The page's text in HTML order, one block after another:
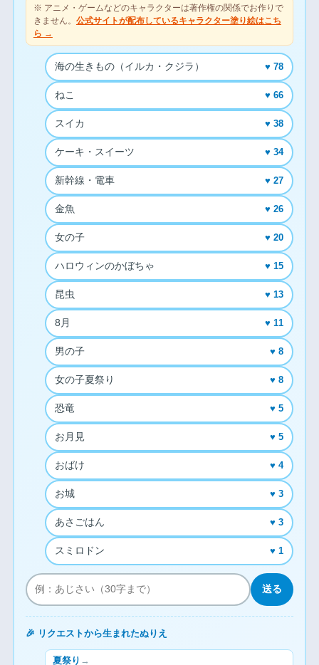
※ アニメ・ゲームなどのキャラクターは著作権の関係でお作りで
きません。 公式サイトが配布しているキャラクター塗り絵はこち
ら →
海の生きもの（イルカ・クジラ） ♥ 78
ねこ ♥ 66
スイカ ♥ 38
ケーキ・スイーツ ♥ 34
新幹線・電車 ♥ 27
金魚 ♥ 26
女の子 ♥ 20
ハロウィンのかぼちゃ ♥ 15
昆虫 ♥ 13
8月 ♥ 11
男の子 ♥ 8
女の子夏祭り ♥ 8
恐竜 ♥ 5
お月見 ♥ 5
おばけ ♥ 4
お城 ♥ 3
あさごはん ♥ 3
スミロドン ♥ 1
送る
🎉 リクエストから生まれたぬりえ
夏祭り →